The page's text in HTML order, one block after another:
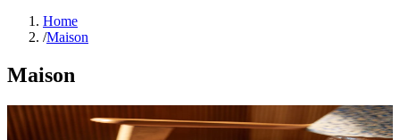
Home
/Maison
Maison